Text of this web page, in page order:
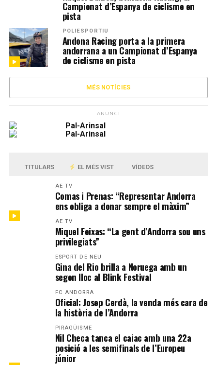
Campionat d’Espanya de ciclisme en
pista
POLIESPORTIU
Andona Racing porta a la primera
andorrana a un Campionat d’Espanya
de ciclisme en pista
MÉS NOTÍCIES
ANUNCI
TITULARS EL MÉS VIST VÍDEOS
AE TV
Comas i Prenas: “Representar Andorra
ens obliga a donar sempre el màxim”
AE TV
Miquel Feixas: “La gent d’Andorra sou uns
privilegiats”
ESPORT DE NEU
Gina del Rio brilla a Noruega amb un
segon lloc al Blink Festival
FC ANDORRA
Oficial: Josep Cerdà, la venda més cara de
la història de l’Andorra
PIRAGÜISME
Nil Checa tanca el caiac amb una 22a
posició a les semifinals de l’Europeu
júnior